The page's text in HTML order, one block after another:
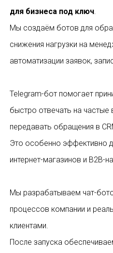
для бизнеса под ключ
Мы создаём ботов для
снижения нагрузки на
автоматизации заявок,
Telegram-бот помогает
быстро отвечать на частые
передавать обращения в
Это особенно эффективно
интернет-магазинов и B2B-
Мы разрабатываем чат-
процессов компании и
клиентами.
После запуска